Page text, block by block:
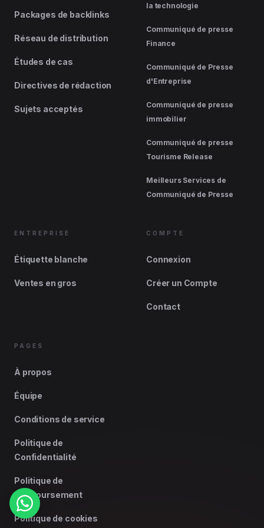
Packages de backlinks
Réseau de distribution
Études de cas
Directives de rédaction
Sujets acceptés
la technologie
Communiqué de presse
Finance
Communiqué de Presse
d'Entreprise
Communiqué de presse
immobilier
Communiqué de presse
Tourisme Release
Meilleurs Services de
Communiqué de Presse
ENTREPRISE
Étiquette blanche
Ventes en gros
COMPTE
Connexion
Créer un Compte
Contact
PAGES
À propos
Équipe
Conditions de service
Politique de
Confidentialité
Politique de
remboursement
Politique de cookies